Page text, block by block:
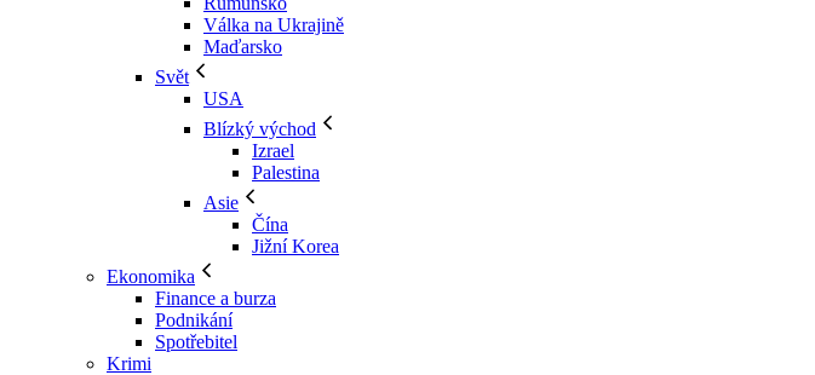
Válka na Ukrajině
Maďarsko
Svět
USA
Blízký východ
Izrael
Palestina
Asie
Čína
Jižní Korea
Ekonomika
Finance a burza
Podnikání
Spotřebitel
Krimi